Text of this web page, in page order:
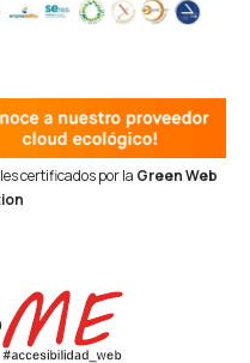
certificados por la Green Web